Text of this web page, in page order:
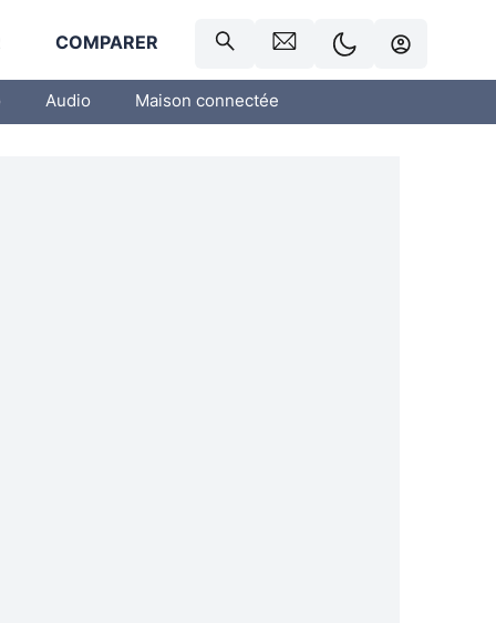
COMPARER
Audio Maison connectée